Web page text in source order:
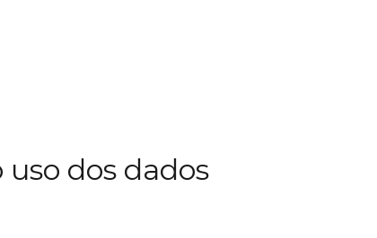
dos dados